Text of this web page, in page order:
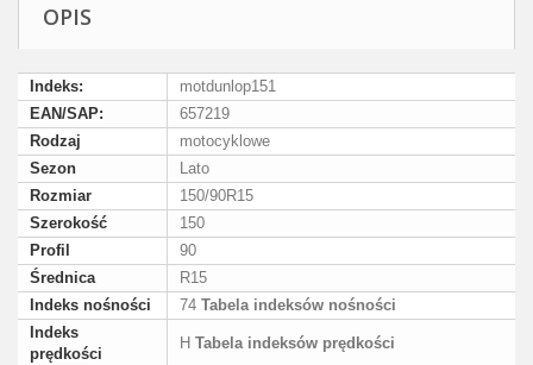
OPIS
Indeks:
motdunlop151
EAN/SAP:
657219
Rodzaj
motocyklowe
Sezon
Lato
Rozmiar
150/90R15
Szerokość
150
Profil
90
Średnica
R15
Indeks nośności
74 Tabela indeksów nośności
Indeks
prędkości
H Tabela indeksów prędkości